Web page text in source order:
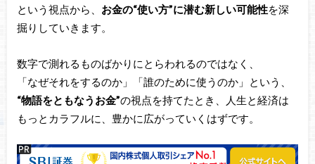
という視点から、 お金の“使い方”に潜む新しい可能性を深
掘りしていきます。
数字で測れるものばかりにとらわれるのではなく、
「なぜそれをするのか」「誰のために使うのか」という、
“物語をともなうお金”の視点を持てたとき、人生と経済は
もっとカラフルに、豊かに広がっていくはずです。